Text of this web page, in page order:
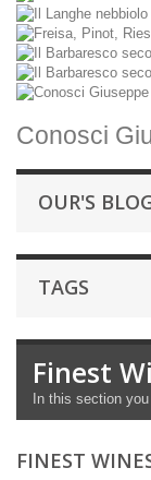
Conosci
OUR'S
TAGS
Finest
In this section
FINEST